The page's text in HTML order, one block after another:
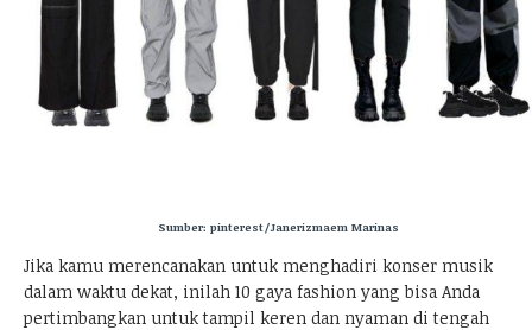
Sumber: pinterest/Janerizmaem Marinas
Jika kamu merencanakan untuk menghadiri konser musik
dalam waktu dekat, inilah 10 gaya fashion yang bisa Anda
pertimbangkan untuk tampil keren dan nyaman di tengah